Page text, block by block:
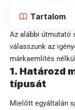
Tartalom
Az alábbi útmutató
válasszunk az
márkaemlítés
1. Határozd
típusát
Mielőtt egyáltalán